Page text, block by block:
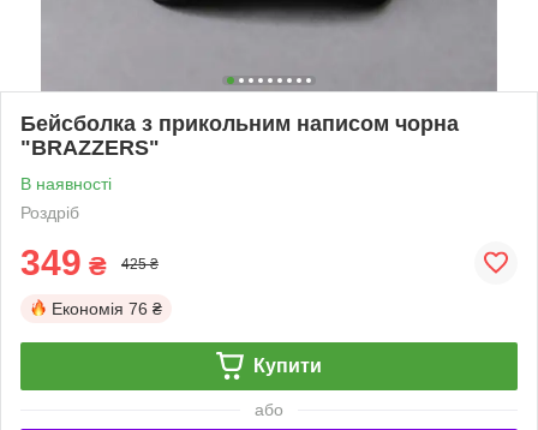
Бейсболка з прикольним написом чорна
"BRAZZERS"
В наявності
Роздріб
349 ₴ 425 ₴
Економія 76 ₴
Купити
або